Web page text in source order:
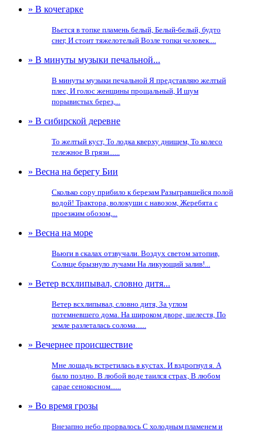
» В кочегарке
Вьется в топке пламень белый, Белый-белый, будто
снег, И стоит тяжелотелый Возле топки человек....
» В минуты музыки печальной...
В минуты музыки печальной Я представляю желтый
плес, И голос женщины прощальный, И шум
порывистых берез,...
» В сибирской деревне
То желтый куст, То лодка кверху днищем, То колесо
тележное В грязи......
» Весна на берегу Бии
Сколько сору прибило к березам Разыгравшейся полой
водой! Трактора, волокуши с навозом, Жеребята с
проезжим обозом,...
» Весна на море
Вьюги в скалах отзвучали. Воздух светом затопив,
Солнце брызнуло лучами На ликующий залив!...
» Ветер всхлипывал, словно дитя...
Ветер всхлипывал, словно дитя, За углом
потемневшего дома. На широком дворе, шелестя, По
земле разлеталась солома......
» Вечернее происшествие
Мне лошадь встретилась в кустах. И вздрогнул я. А
было поздно. В любой воде таился страх, В любом
сарае сенокосном......
» Во время грозы
Внезапно небо прорвалось С холодным пламенем и